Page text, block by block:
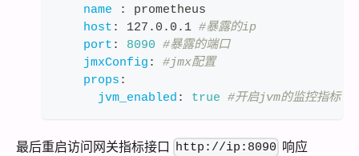
name
:
prometheus
host : 127.0.0.1 #暴露的ip
port : 8090 #暴露的端口
jmxConfig :
#jmx配置
props :
jvm_enabled : true #开启jvm的监控指标
最后重启访问网关指标接口 http://ip:8090 响应